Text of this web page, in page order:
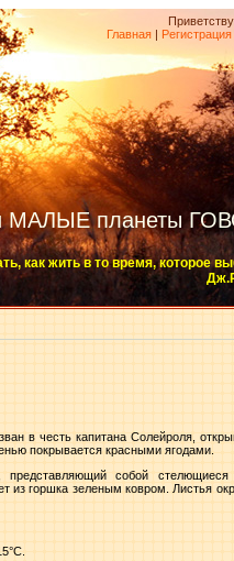
Главная | Регистрация
МАЛЫЕ планеты
как жить в то время, которое
в честь капитана Солейроля,
покрывается красными ягодами.
собой стелющиеся
из горшка зеленым ковром. Листья